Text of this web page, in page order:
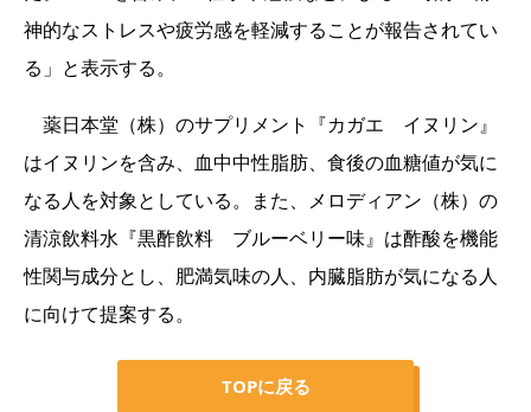
神的なストレスや疲労感を軽減することが報告されてい
る」と表示する。
薬日本堂（株）のサプリメント『カガエ イヌリン』
はイヌリンを含み、血中中性脂肪、食後の血糖値が気に
なる人を対象としている。また、メロディアン（株）の
清涼飲料水『黒酢飲料 ブルーベリー味』は酢酸を機能
性関与成分とし、肥満気味の人、内臓脂肪が気になる人
に向けて提案する。
TOPに戻る